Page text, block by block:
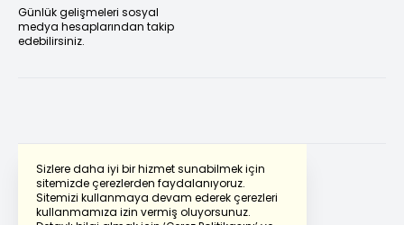
Sizlere daha iyi bir hizmet sunabilmek için
sitemizde çerezlerden faydalanıyoruz.
Sitemizi kullanmaya devam ederek çerezleri
kullanmamıza izin vermiş oluyorsunuz.
Günlük gelişmeleri sosyal
medya hesaplarından takip
edebilirsiniz.
Powered by Translate